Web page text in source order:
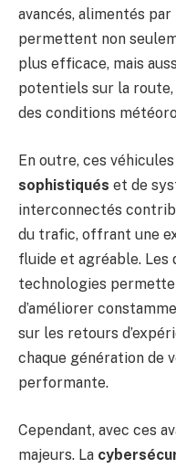
avancés, alimentés
permettent non
plus efficace, mais
potentiels sur la
des conditions
En outre, ces
sophistiqués et de
interconnectés
du trafic, offrant une
fluide et agréable. Les
technologies
d’améliorer
sur les retours
chaque génération de
performante.
Cependant, avec ces
majeurs. La